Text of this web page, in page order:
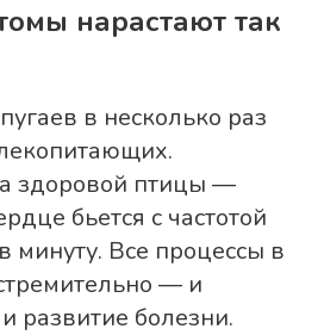
нарастают так
в несколько раз
здоровой птицы —
бьется с частотой
минуту. Все процессы в
— и
развитие болезни.